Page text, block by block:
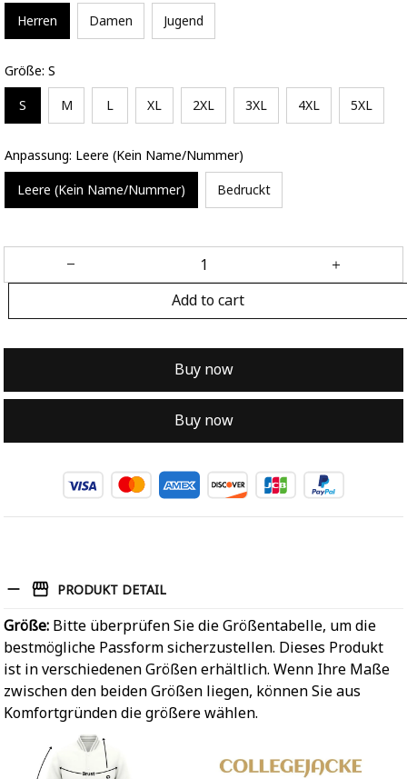
Herren Damen Jugend
Größe: S
S M L XL 2XL 3XL 4XL 5XL
Anpassung: Leere (Kein Name/Nummer)
Leere (Kein Name/Nummer) Bedruckt
Add to cart
Buy now
Buy now
PRODUKT DETAIL
Größe: Bitte überprüfen Sie die Größentabelle, um die
bestmögliche Passform sicherzustellen. Dieses Produkt
ist in verschiedenen Größen erhältlich. Wenn Ihre Maße
zwischen den beiden Größen liegen, können Sie aus
Komfortgründen die größere wählen.